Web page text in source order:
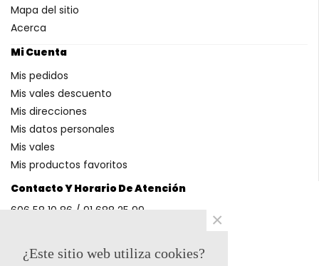
Contacto Y Horario De Atención
606 58 10 86 / 91 688 25 99
Mapa del sitio
Acerca
Mi Cuenta
Mis pedidos
Mis vales descuento
Mis direcciones
Mis datos personales
Mis vales
Mis productos favoritos
¿Este sitio web utiliza cookies?
×